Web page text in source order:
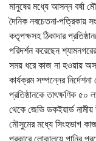
মানুষের মধ্যে আসন্ন বর্ষা
দৈনিক নবচেতনা-পত্রিকায়
কতৃপক্ষসহ ঠিকাদার
পরিদর্শন করেছেন
সময় ধরে কাজ না হওয়ায়
কার্যক্রম সম্পন্নের
প্রতিষ্ঠানকে তাৎক্ষণিক ৫০
থেকে জেভি ডকইয়ার্ড নামীয়
মৌসুমের মধ্যে সিংহভাগ